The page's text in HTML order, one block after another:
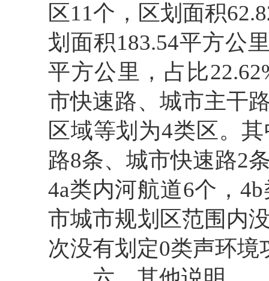
区11个，区划面积
划面积183.54平方公
平方公里，占比
市快速路、城市主干
区域等划为4类区。
路8条、城市快速路2
4a类内河航道6个，
市城市规划区范围内
次没有划定0类声环境